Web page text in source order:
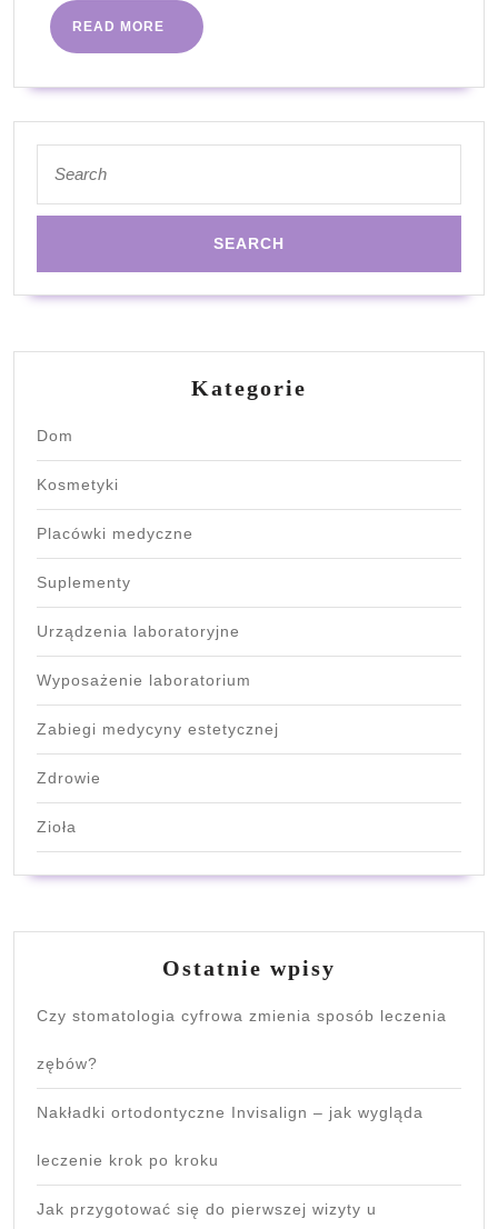
sobie
z
nimi
radzić?
READ MORE
READ
MORE
for:
Kategorie
Dom
Kosmetyki
Placówki medyczne
Suplementy
Urządzenia laboratoryjne
Wyposażenie laboratorium
Zabiegi medycyny estetycznej
Zdrowie
Zioła
Ostatnie wpisy
Czy stomatologia cyfrowa zmienia sposób leczenia
zębów?
Nakładki ortodontyczne Invisalign – jak wygląda
leczenie krok po kroku
Jak przygotować się do pierwszej wizyty u